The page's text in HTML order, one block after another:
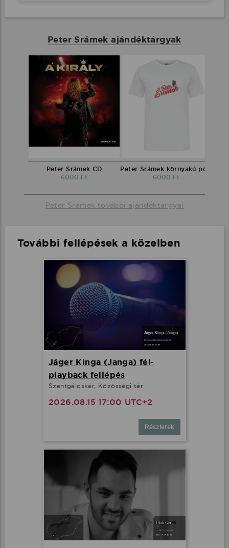
Peter Srámek ajándéktárgyak
Peter Srámek CD
6000 Ft
6000 Ft
Peter Srámek további ajándéktárgyai
További fellépések a közelben
Jáger Kinga (Janga) fél-
playback fellépés
Szentgáloskér, Közösségi tér
2026.08.15 17:00 UTC+2
Részletek